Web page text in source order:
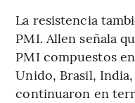
La resistencia
PMI. Allen señala
PMI compuestos
Unido, Brasil,
continuaron en